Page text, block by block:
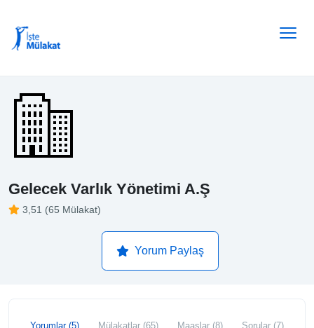
Gelecek Varlık Yönetimi A.Ş
3,51 (65 Mülakat)
Yorum Paylaş
Yorumlar (5) Mülakatlar (65) Maaşlar (8) Sorular (7)